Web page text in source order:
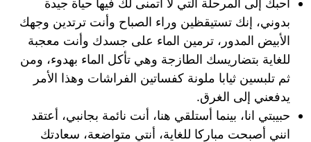
بدوني، إنك تستيقظين وراء الصباح وأنت ترتدين وجهك
الأبيض المدور، ترمين الماء على جسدك وأنت معجبة
للغاية بتضاريسك الطازجة وهي تأكل الماء بهدوء، ومن
ثم تلبسين ثيابا ملونة كفساتين الفراشات وهذا الأمر
يدفعني إلى الغرق.
حبيبتي انا، بينما أستلقي هنا، أنت نائمة بجانبي، أعتقد
انني أصبحت مباركا للغاية، أنتي متواضعة، سعادتك